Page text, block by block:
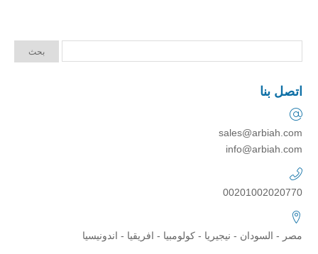
اتصل بنا
sales@arbiah.com
info@arbiah.com
00201002020770
مصر - السودان - نيجيريا - كولومبيا - افريقيا - اندونيسيا